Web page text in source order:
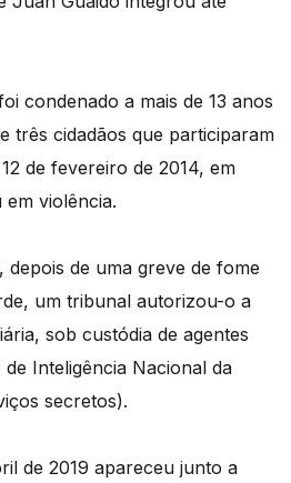
condenado a mais de 13 anos
três cidadãos que participaram
de fevereiro de 2014, em
violência.
depois de uma greve de fome
um tribunal autorizou-o a
sob custódia de agentes
Inteligência Nacional da
secretos).
de 2019 apareceu junto a